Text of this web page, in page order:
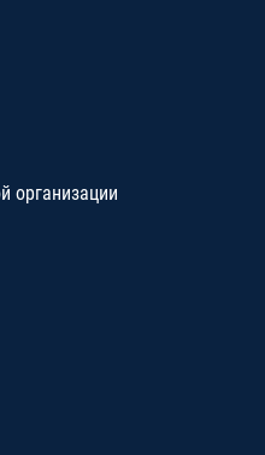
организации